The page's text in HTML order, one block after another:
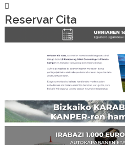
Reservar Cita